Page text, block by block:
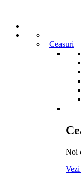
Ceasuri
Noi